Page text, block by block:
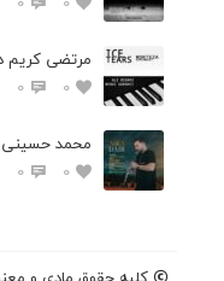
مرتضی
0
0
محمد حسینی
0
0